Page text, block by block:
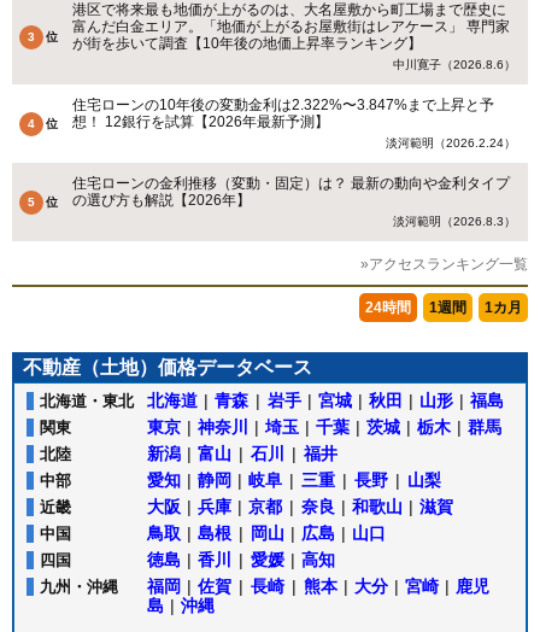
港区で将来最も地価が上がるのは、大名屋敷から町工場まで歴史に
富んだ白金エリア。「地価が上がるお屋敷街はレアケース」 専門家
が街を歩いて調査【10年後の地価上昇率ランキング】
中川寛子（2026.8.6）
住宅ローンの10年後の変動金利は2.322%〜3.847%まで上昇と予
想！ 12銀行を試算【2026年最新予測】
淡河範明（2026.2.24）
住宅ローンの金利推移（変動・固定）は？ 最新の動向や金利タイプ
の選び方も解説【2026年】
淡河範明（2026.8.3）
»アクセスランキング一覧
24時間 1週間 1カ月
不動産（土地）価格データベース
北海道・東北 北海道 | 青森 | 岩手 | 宮城 | 秋田 | 山形 | 福島
関東 東京 | 神奈川 | 埼玉 | 千葉 | 茨城 | 栃木 | 群馬
北陸 新潟 | 富山 | 石川 | 福井
中部 愛知 | 静岡 | 岐阜 | 三重 | 長野 | 山梨
近畿 大阪 | 兵庫 | 京都 | 奈良 | 和歌山 | 滋賀
中国 鳥取 | 島根 | 岡山 | 広島 | 山口
四国 徳島 | 香川 | 愛媛 | 高知
九州・沖縄 福岡 | 佐賀 | 長崎 | 熊本 | 大分 | 宮崎 | 鹿児
島 | 沖縄